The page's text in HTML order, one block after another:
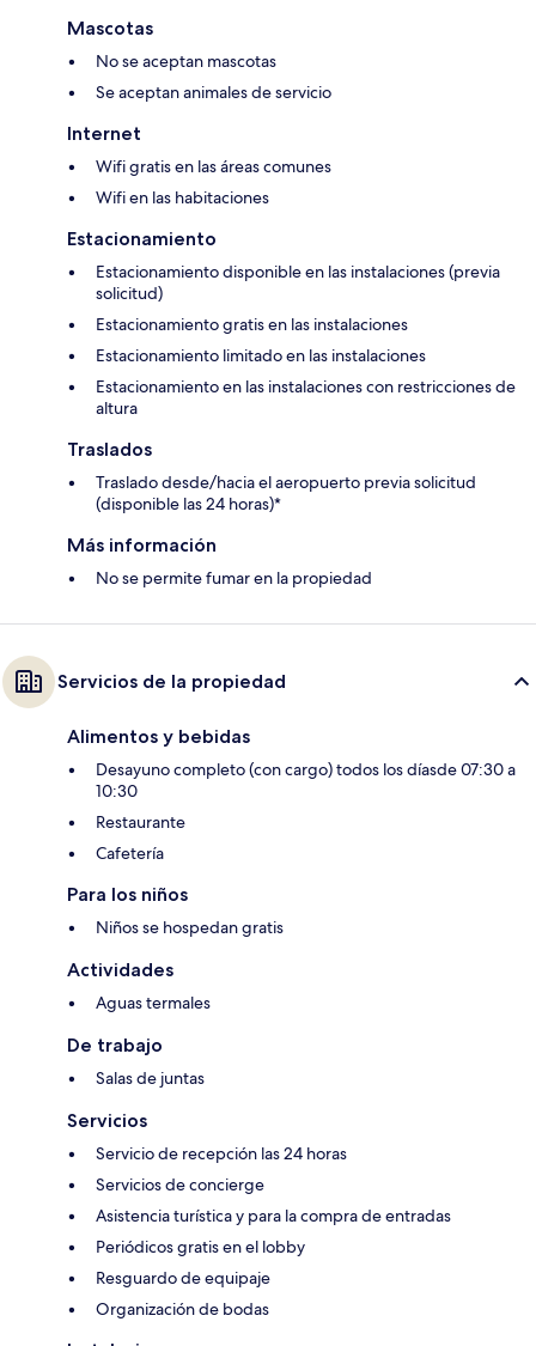
Mascotas
No se aceptan mascotas
Se aceptan animales de servicio
Internet
Wifi gratis en las áreas comunes
Wifi en las habitaciones
Estacionamiento
Estacionamiento disponible en las instalaciones (previa
solicitud)
Estacionamiento gratis en las instalaciones
Estacionamiento limitado en las instalaciones
Estacionamiento en las instalaciones con restricciones de
altura
Traslados
Traslado desde/hacia el aeropuerto previa solicitud
(disponible las 24 horas)*
Más información
No se permite fumar en la propiedad
Servicios de la propiedad
Alimentos y bebidas
Desayuno completo (con cargo) todos los díasde 07:30 a
10:30
Restaurante
Cafetería
Para los niños
Niños se hospedan gratis
Actividades
Aguas termales
De trabajo
Salas de juntas
Servicios
Servicio de recepción las 24 horas
Servicios de concierge
Asistencia turística y para la compra de entradas
Periódicos gratis en el lobby
Resguardo de equipaje
Organización de bodas